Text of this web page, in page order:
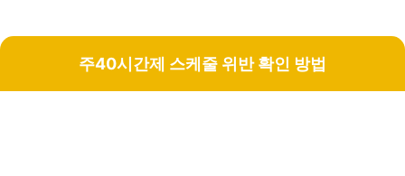
주40시간제 스케줄 위반 확인 방법